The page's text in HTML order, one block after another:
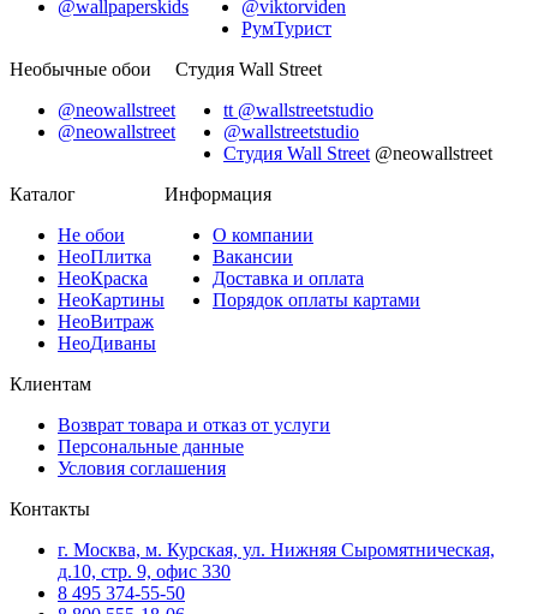
@wallpaperskids
@viktorviden
РумТурист
Необычные обои
@neowallstreet
@neowallstreet
Студия Wall Street
tt @wallstreetstudio
@wallstreetstudio
Студия Wall Street @neowallstreet
Каталог
Не обои
НеоПлитка
НеоКраска
НеоКартины
НеоВитраж
НеоДиваны
Информация
О компании
Вакансии
Доставка и оплата
Порядок оплаты картами
Клиентам
Возврат товара и отказ от услуги
Персональные данные
Условия соглашения
Контакты
г. Москва, м. Курская, ул. Нижняя Сыромятническая,
д.10, стр. 9, офис 330
8 495 374-55-50